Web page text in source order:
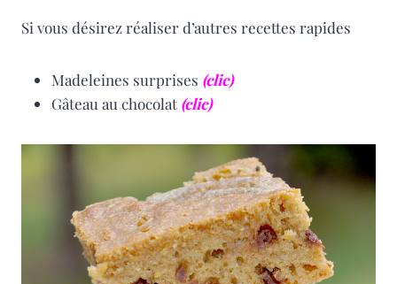
Si vous désirez réaliser d’autres recettes rapides
Madeleines surprises (clic)
Gâteau au chocolat (clic)